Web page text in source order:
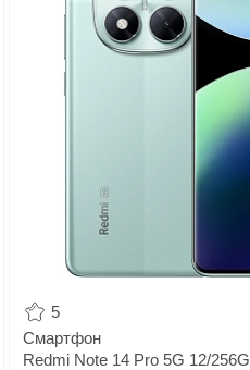
5
Смартфон
Redmi Note 14 Pro 5G 12/